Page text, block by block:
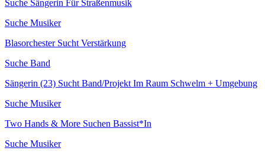
Suche Sängerin Für Straßenmusik
Suche Musiker
Blasorchester Sucht Verstärkung
Suche Band
Sängerin (23) Sucht Band/Projekt Im Raum Schwelm + Umgebung
Suche Musiker
Two Hands & More Suchen Bassist*In
Suche Musiker